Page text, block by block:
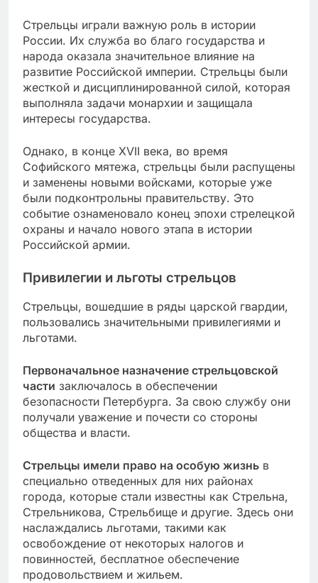
Стрельцы играли важную роль в истории
России. Их служба во благо государства и
народа оказала значительное влияние на
развитие Российской империи. Стрельцы были
жесткой и дисциплинированной силой, которая
выполняла задачи монархии и защищала
интересы государства.
Однако, в конце XVII века, во время
Софийского мятежа, стрельцы были распущены
и заменены новыми войсками, которые уже
были подконтрольны правительству. Это
событие ознаменовало конец эпохи стрелецкой
охраны и начало нового этапа в истории
Российской армии.
Привилегии и льготы стрельцов
Стрельцы, вошедшие в ряды царской гвардии,
пользовались значительными привилегиями и
льготами.
Первоначальное назначение стрельцовской
части заключалось в обеспечении
безопасности Петербурга. За свою службу они
получали уважение и почести со стороны
общества и власти.
Стрельцы имели право на особую жизнь в
специально отведенных для них районах
города, которые стали известны как Стрельна,
Стрельникова, Стрельбище и другие. Здесь они
наслаждались льготами, такими как
освобождение от некоторых налогов и
повинностей, бесплатное обеспечение
продовольствием и жильем.